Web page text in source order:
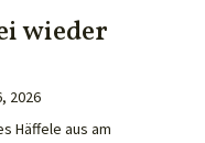
wieder
2026
Häffele aus am